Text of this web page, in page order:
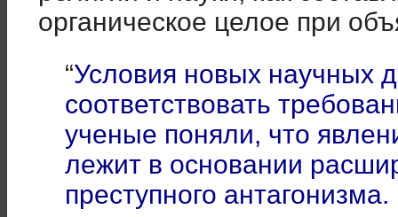
органическое целое при
“Условия новых научных
соответствовать
ученые поняли, что
лежит в основании
преступного